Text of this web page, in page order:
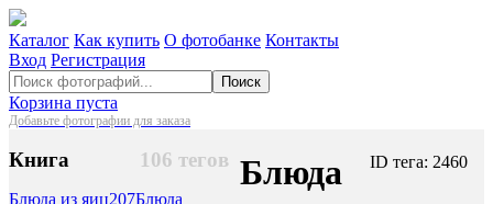
Каталог Как купить О фотобанке Контакты
Вход Регистрация
Поиск
Корзина пуста
Добавьте фотографии для заказа
106 тегов
Книга
Блюда из яиц207Блюда
ID тега: 2460
Блюда